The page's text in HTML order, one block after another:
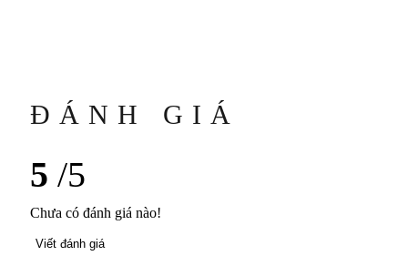
ĐÁNH GIÁ
5 /5
Chưa có đánh giá nào!
Viết đánh giá